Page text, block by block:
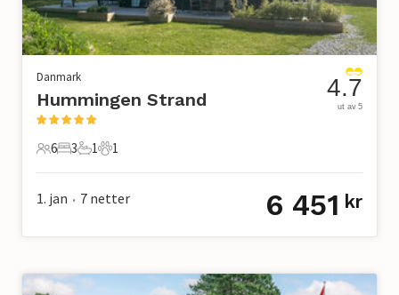
Danmark
Hummingen Strand
6 Gjester
6
3 Soverom
3
1 Bad
1
1 Kjæledyr
1
4.7
ut av 5
1. jan • 7 netter 6 451 kr